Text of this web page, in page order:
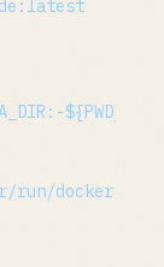
${PWD}/
docker.sock